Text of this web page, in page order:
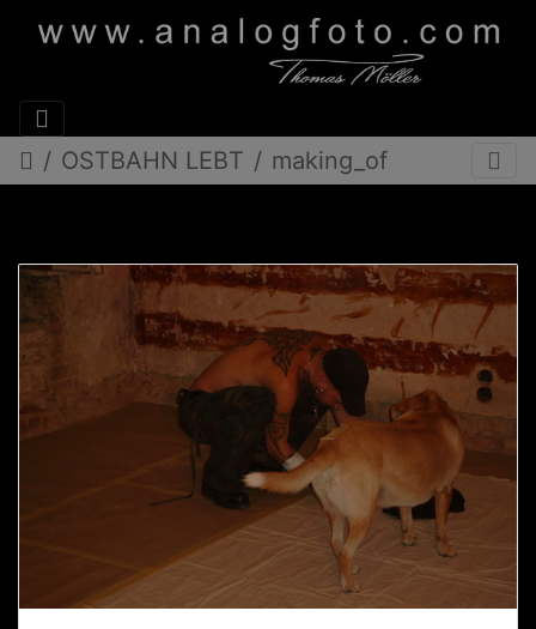
OSTBAHN LEBT making_of